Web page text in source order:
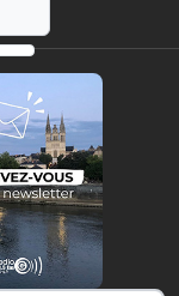
https://radio-g.fr?11764